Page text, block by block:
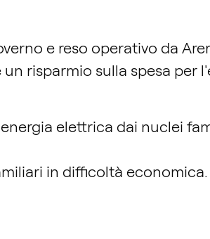
e reso operativo da
risparmio sulla spesa per
elettrica dai nuclei
in difficoltà economica.